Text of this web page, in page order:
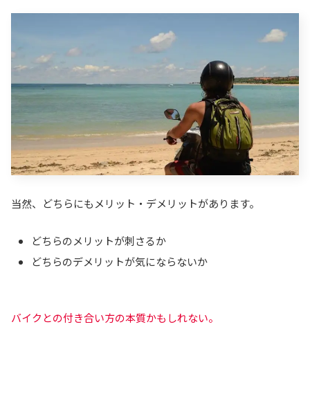
当然、どちらにもメリット・デメリットがあります。
どちらのメリットが刺さるか
どちらのデメリットが気にならないか
バイクとの付き合い方の本質かもしれない。